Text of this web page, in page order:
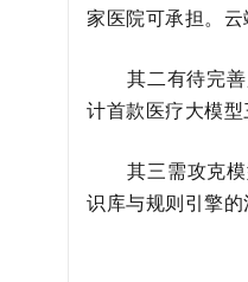
家医院可承担。
其二有待完
计首款医疗大模型
其三需攻克
识库与规则引擎的